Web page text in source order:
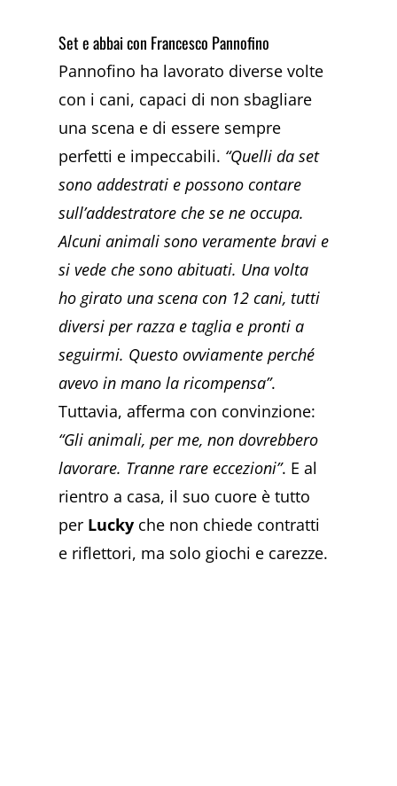
Set e abbai con Francesco Pannofino
Pannofino ha lavorato diverse volte
con i cani, capaci di non sbagliare
una scena e di essere sempre
perfetti e impeccabili. “Quelli da set
sono addestrati e possono contare
sull’addestratore che se ne occupa.
Alcuni animali sono veramente bravi e
si vede che sono abituati. Una volta
ho girato una scena con 12 cani, tutti
diversi per razza e taglia e pronti a
seguirmi. Questo ovviamente perché
avevo in mano la ricompensa”.
Tuttavia, afferma con convinzione:
“Gli animali, per me, non dovrebbero
lavorare. Tranne rare eccezioni”. E al
rientro a casa, il suo cuore è tutto
per Lucky che non chiede contratti
e riflettori, ma solo giochi e carezze.